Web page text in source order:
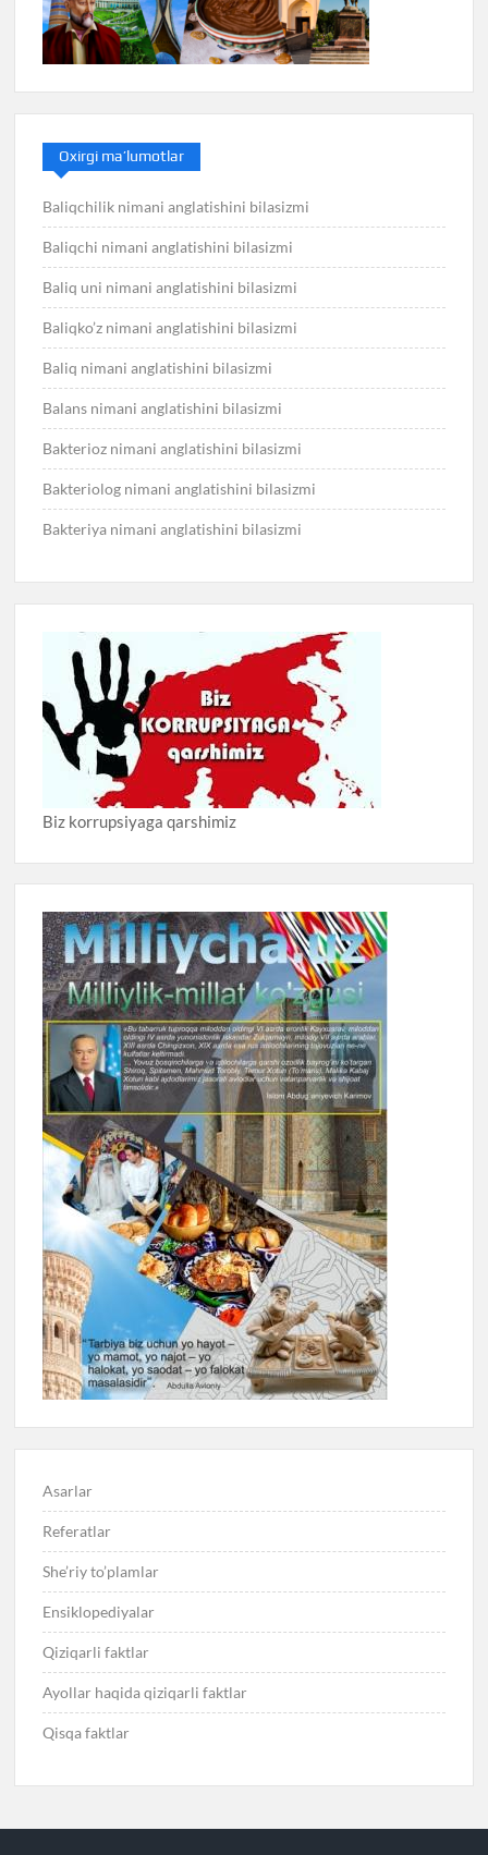
Oxirgi ma’lumotlar
Baliqchilik nimani anglatishini bilasizmi
Baliqchi nimani anglatishini bilasizmi
Baliq uni nimani anglatishini bilasizmi
Baliqko’z nimani anglatishini bilasizmi
Baliq nimani anglatishini bilasizmi
Balans nimani anglatishini bilasizmi
Bakterioz nimani anglatishini bilasizmi
Bakteriolog nimani anglatishini bilasizmi
Bakteriya nimani anglatishini bilasizmi
Biz korrupsiyaga qarshimiz
Asarlar
Referatlar
She’riy to’plamlar
Ensiklopediyalar
Qiziqarli faktlar
Ayollar haqida qiziqarli faktlar
Qisqa faktlar